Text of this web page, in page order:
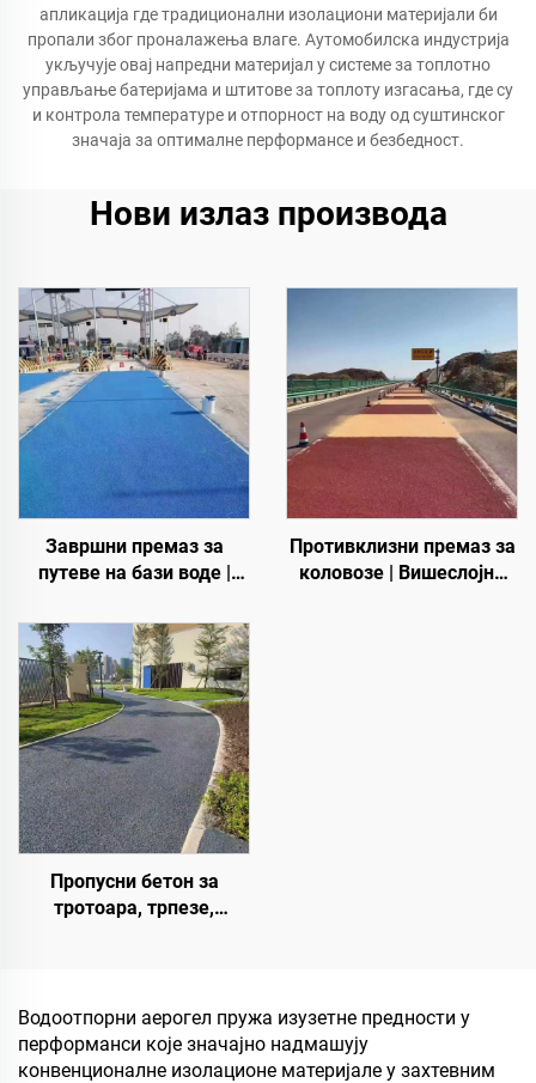
апликација где традиционални изолациони материјали би
пропали због проналажења влаге. Аутомобилска индустрија
укључује овај напредни материјал у системе за топлотно
управљање батеријама и штитове за топлоту изгасања, где су
и контрола температуре и отпорност на воду од суштинског
значаја за оптималне перформансе и безбедност.
Нови излаз производа
Завршни премаз за
путеве на бази воде |
промену боје за
унутрашње и спољашње
коловозе
Противклизни премаз за
коловозе | Вишеслојни
Пропусни бетон за
тротоара, трпезе,
изградњу града сунџера
Водоотпорни аерогел пружа изузетне предности у
перформанси које значајно надмашују
конвенционалне изолационе материјале у захтевним